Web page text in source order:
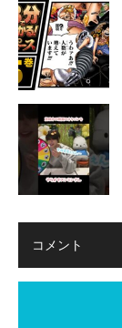
コメント